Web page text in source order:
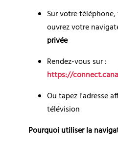
Sur votre
ouvrez votre
privée
https://
Ou tapez l'adresse
télévision
Pourquoi utiliser la